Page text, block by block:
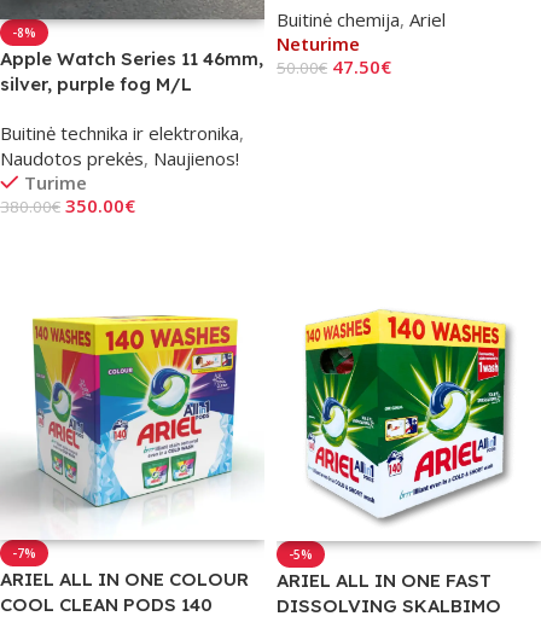
-8%
Apple Watch Series 11 46mm,
silver, purple fog M/L
Naudotas
Buitinė technika ir elektronika,
Naudotos prekės, Naujienos!
Turime
380.00€ 350.00€
Buitinė chemija, Ariel
Neturime
50.00€ 47.50€
-7%
ARIEL ALL IN ONE COLOUR
COOL CLEAN PODS 140
-5%
ARIEL ALL IN ONE FAST
DISSOLVING SKALBIMO